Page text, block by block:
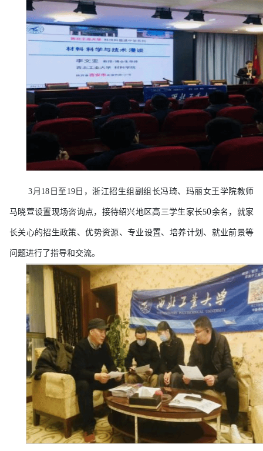
3月18日至19日，浙江招生组副组长冯琦、玛丽女王学院教师
马晓萱设置现场咨询点，接待绍兴地区高三学生家长50余名，就家
长关心的招生政策、优势资源、专业设置、培养计划、就业前景等
问题进行了指导和交流。